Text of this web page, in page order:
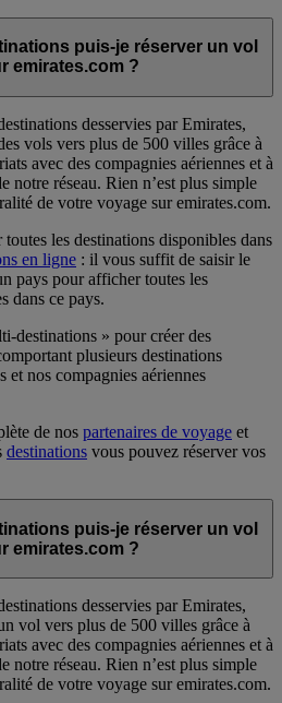
puis-je réserver un vol
emirates.com ?
desservies par Emirates,
vols vers plus de 500 villes grâce à
avec des compagnies aériennes et à
notre réseau. Rien n’est plus simple
de votre voyage sur emirates.com.
les destinations disponibles dans
en ligne : il vous suffit de saisir le
pays pour afficher toutes les
dans ce pays.
destinations » pour créer des
plusieurs destinations
et nos compagnies aériennes
de nos partenaires de voyage et
destinations vous pouvez réserver vos
puis-je réserver un vol
emirates.com ?
desservies par Emirates,
vol vers plus de 500 villes grâce à
avec des compagnies aériennes et à
notre réseau. Rien n’est plus simple
de votre voyage sur emirates.com.